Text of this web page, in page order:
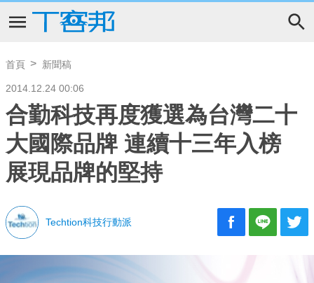
首頁 新聞稿
2014.12.24 00:06
合勤科技再度獲選為台灣二十
大國際品牌 連續十三年入榜
展現品牌的堅持
Techtion科技行動派